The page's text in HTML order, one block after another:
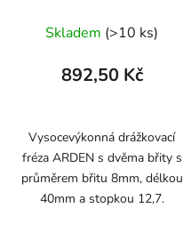
Skladem (>10 ks)
892,50 Kč
Vysocevýkonná drážkovací
fréza ARDEN s dvěma břity s
průměrem břitu 8mm, délkou
40mm a stopkou 12,7.